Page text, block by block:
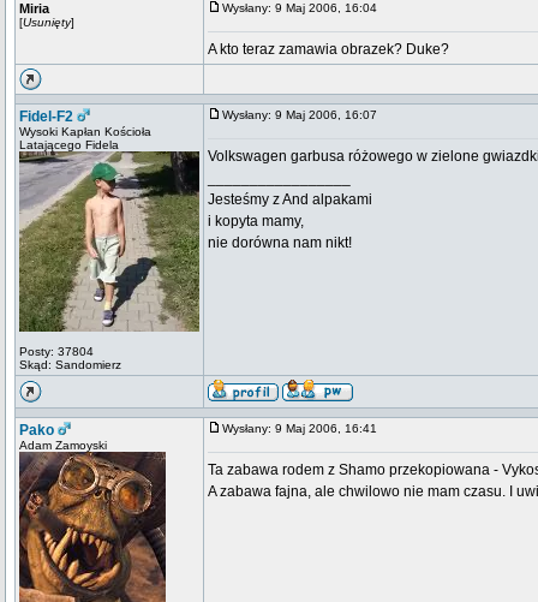
Miria
[Usunięty]
Wysłany: 9 Maj 2006, 16:04
A kto teraz zamawia obrazek? Duke?
Fidel-F2
Wysoki Kapłan Kościoła
Latającego Fidela
Posty: 37804
Skąd: Sandomierz
Wysłany: 9 Maj 2006, 16:07
Volkswagen garbusa różowego w zielone
Jesteśmy z And alpakami
i kopyta mamy,
nie dorówna nam nikt!
Pako
Adam Zamoyski
Wysłany: 9 Maj 2006, 16:41
Ta zabawa rodem z Shamo przekopiowana -
A zabawa fajna, ale chwilowo nie mam czasu. I